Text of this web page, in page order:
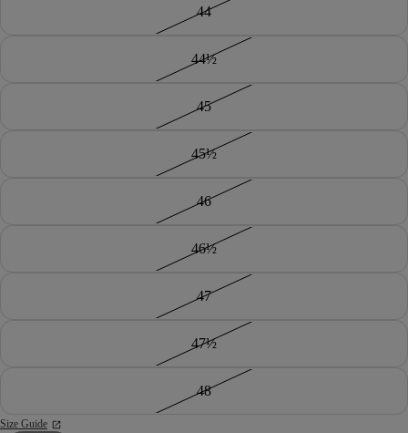
44
44½
45
45½
46
46½
47
47½
48
Size Guide